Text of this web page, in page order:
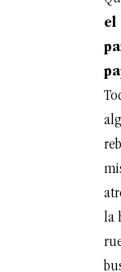
el
la